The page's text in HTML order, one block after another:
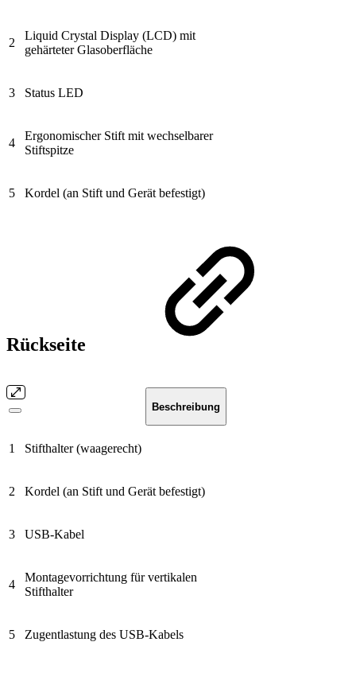
2
Liquid Crystal Display (LCD) mit
gehärteter Glasoberfläche
3 Status LED
4
Ergonomischer Stift mit wechselbarer
Stiftspitze
5 Kordel (an Stift und Gerät befestigt)
Rückseite
Beschreibung
1 Stifthalter (waagerecht)
2 Kordel (an Stift und Gerät befestigt)
3 USB-Kabel
4
Montagevorrichtung für vertikalen
Stifthalter
5 Zugentlastung des USB-Kabels